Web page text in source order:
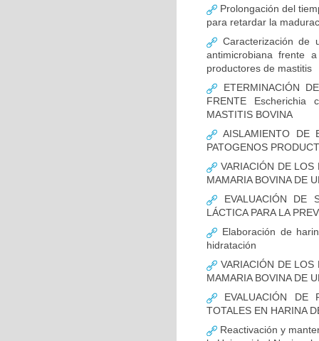
Prolongación del
para retardar la
Caracterización de
antimicrobiana frente
productores de mastitis
ETERMINACIÓN
FRENTE Escherichia
MASTITIS BOVINA
AISLAMIENTO DE
PATOGENOS
VARIACIÓN DE
MAMARIA BOVINA DE
EVALUACIÓN DE
LÁCTICA PARA LA
Elaboración de
hidratación
VARIACIÓN DE
MAMARIA BOVINA DE
EVALUACIÓN DE
TOTALES EN HARINA
Reactivación y